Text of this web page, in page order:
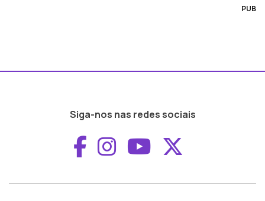
PUB
Siga-nos nas redes sociais
Aceder ao
Aceder ao
Aceder ao